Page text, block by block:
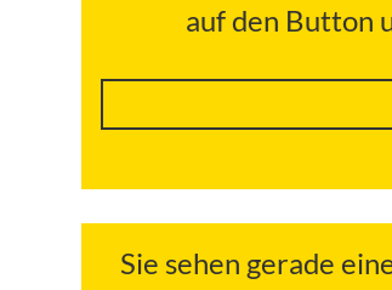
auf den Button
Sie sehen gerade